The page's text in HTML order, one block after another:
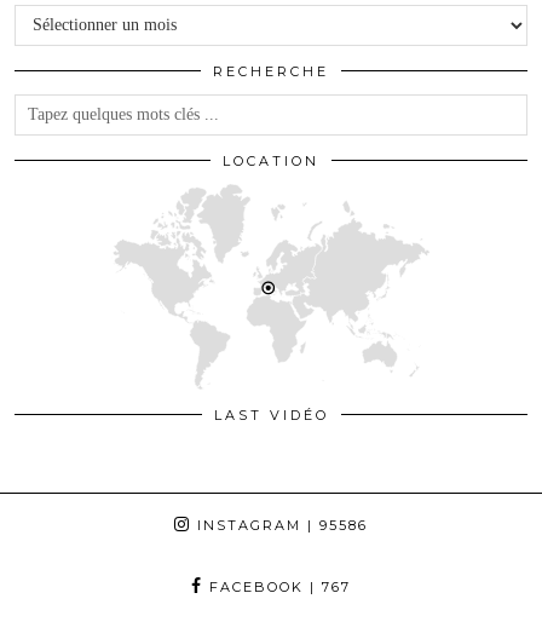
Archives
RECHERCHE
LOCATION
LAST VIDÉO
INSTAGRAM | 95586
FACEBOOK | 767